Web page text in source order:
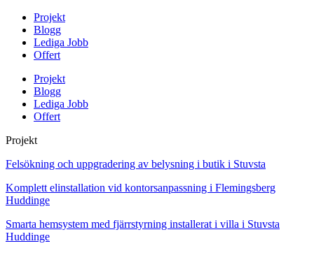
Projekt
Blogg
Lediga Jobb
Offert
Projekt
Blogg
Lediga Jobb
Offert
Projekt
Felsökning och uppgradering av belysning i butik i Stuvsta
Komplett elinstallation vid kontorsanpassning i Flemingsberg
Huddinge
Smarta hemsystem med fjärrstyrning installerat i villa i Stuvsta
Huddinge